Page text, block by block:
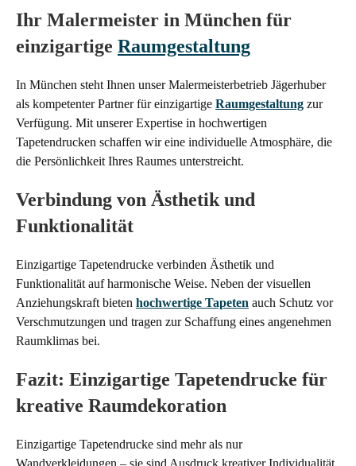
Ihr Malermeister in München für
einzigartige Raumgestaltung
In München steht Ihnen unser Malermeisterbetrieb Jägerhuber
als kompetenter Partner für einzigartige Raumgestaltung zur
Verfügung. Mit unserer Expertise in hochwertigen
Tapetendrucken schaffen wir eine individuelle Atmosphäre, die
die Persönlichkeit Ihres Raumes unterstreicht.
Verbindung von Ästhetik und
Funktionalität
Einzigartige Tapetendrucke verbinden Ästhetik und
Funktionalität auf harmonische Weise. Neben der visuellen
Anziehungskraft bieten hochwertige Tapeten auch Schutz vor
Verschmutzungen und tragen zur Schaffung eines angenehmen
Raumklimas bei.
Fazit: Einzigartige Tapetendrucke für
kreative Raumdekoration
Einzigartige Tapetendrucke sind mehr als nur